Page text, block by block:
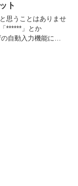
ト
思うことはありませ
******」とか
自動入力機能によ